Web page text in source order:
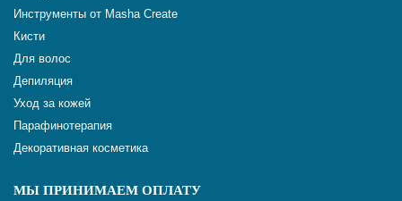
Инструменты от Masha Create
Кисти
Для волос
Депиляция
Уход за кожей
Парафинотерапия
Декоративная косметика
МЫ ПРИНИМАЕМ ОПЛАТУ